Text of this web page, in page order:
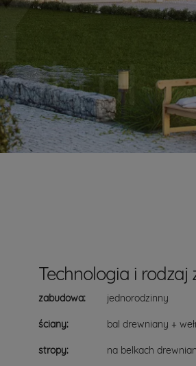
Technologia i
zabudowa: jednorodzinny
ściany: bal drewniany +
stropy: na belkach